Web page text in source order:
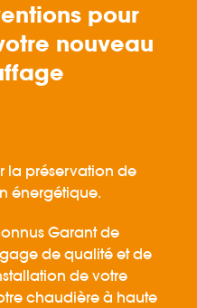
pour
nouveau
la préservation de
énergétique.
Garant de
gage de qualité et de
de votre
chaudière à haute